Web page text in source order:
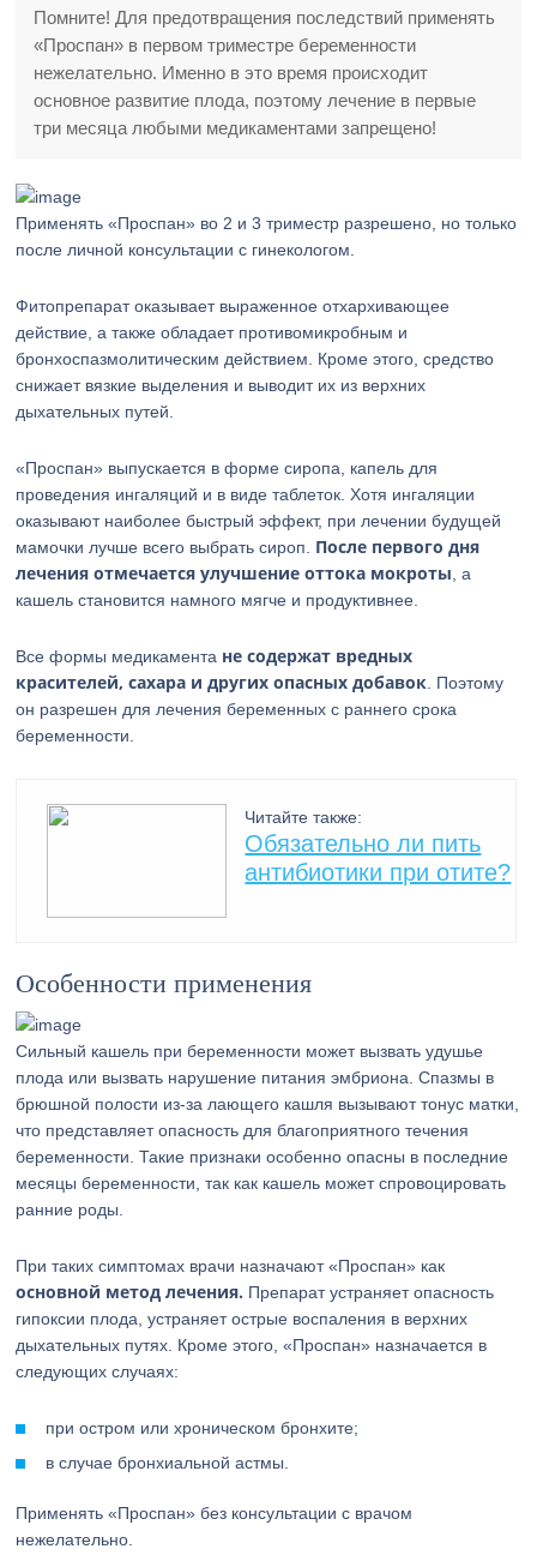
Помните! Для предотвращения последствий применять
«Проспан» в первом триместре беременности
нежелательно. Именно в это время происходит
основное развитие плода, поэтому лечение в первые
три месяца любыми медикаментами запрещено!
Применять «Проспан» во 2 и 3 триместр разрешено, но только
после личной консультации с гинекологом.
Фитопрепарат оказывает выраженное отхархивающее
действие, а также обладает противомикробным и
бронхоспазмолитическим действием. Кроме этого, средство
снижает вязкие выделения и выводит их из верхних
дыхательных путей.
«Проспан» выпускается в форме сиропа, капель для
проведения ингаляций и в виде таблеток. Хотя ингаляции
оказывают наиболее быстрый эффект, при лечении будущей
мамочки лучше всего выбрать сироп. После первого дня
лечения отмечается улучшение оттока мокроты , а
кашель становится намного мягче и продуктивнее.
Все формы медикамента не содержат вредных
красителей, сахара и других опасных добавок . Поэтому
он разрешен для лечения беременных с раннего срока
беременности.
Читайте также:
Обязательно ли пить
антибиотики при отите?
Особенности применения
Сильный кашель при беременности может вызвать удушье
плода или вызвать нарушение питания эмбриона. Спазмы в
брюшной полости из-за лающего кашля вызывают тонус матки,
что представляет опасность для благоприятного течения
беременности. Такие признаки особенно опасны в последние
месяцы беременности, так как кашель может спровоцировать
ранние роды.
При таких симптомах врачи назначают «Проспан» как
основной метод лечения. Препарат устраняет опасность
гипоксии плода, устраняет острые воспаления в верхних
дыхательных путях. Кроме этого, «Проспан» назначается в
следующих случаях:
при остром или хроническом бронхите;
в случае бронхиальной астмы.
Применять «Проспан» без консультации с врачом
нежелательно.